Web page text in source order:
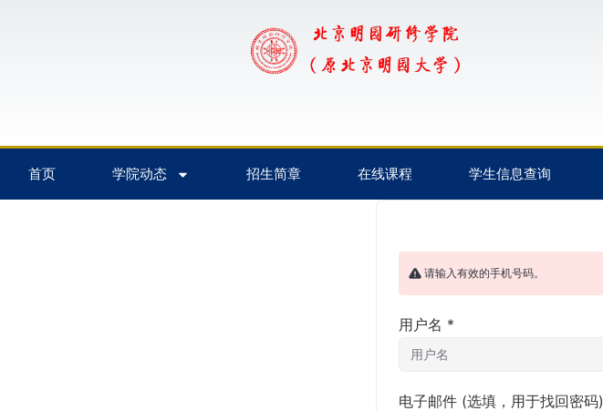
首页 学院动态 招生简章 在线课程 学生信息查询
请输入有效的手机号码。
用户名 *
电子邮件 (选填，用于找回密码)